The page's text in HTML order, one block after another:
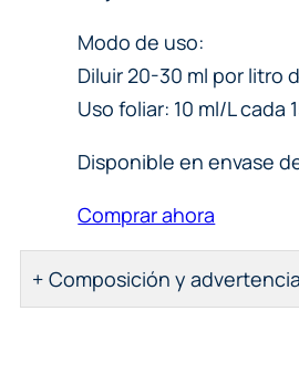
Modo de uso:
Diluir 20-30 ml por litro
Uso foliar: 10 ml/L cada
Disponible en envase
Comprar ahora
Composición y